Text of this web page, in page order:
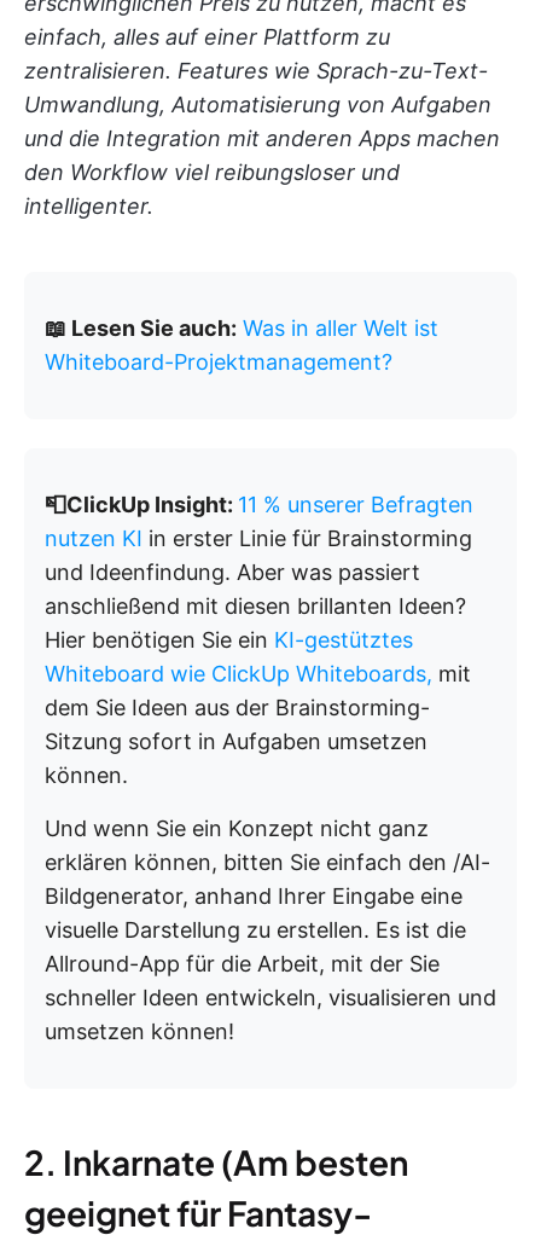
einfach, alles auf einer Plattform zu
zentralisieren. Features wie Sprach-zu-Text-
Umwandlung, Automatisierung von Aufgaben
und die Integration mit anderen Apps machen
den Workflow viel reibungsloser und
intelligenter.
📖 Lesen Sie auch: Was in aller Welt ist
Whiteboard-Projektmanagement?
📮ClickUp Insight: 11 % unserer Befragten
nutzen KI in erster Linie für Brainstorming
und Ideenfindung. Aber was passiert
anschließend mit diesen brillanten Ideen?
Hier benötigen Sie ein KI-gestütztes
Whiteboard wie ClickUp Whiteboards, mit
dem Sie Ideen aus der Brainstorming-
Sitzung sofort in Aufgaben umsetzen
können.
Und wenn Sie ein Konzept nicht ganz
erklären können, bitten Sie einfach den /AI-
Bildgenerator, anhand Ihrer Eingabe eine
visuelle Darstellung zu erstellen. Es ist die
Allround-App für die Arbeit, mit der Sie
schneller Ideen entwickeln, visualisieren und
umsetzen können!
2. Inkarnate (Am besten
geeignet für Fantasy-